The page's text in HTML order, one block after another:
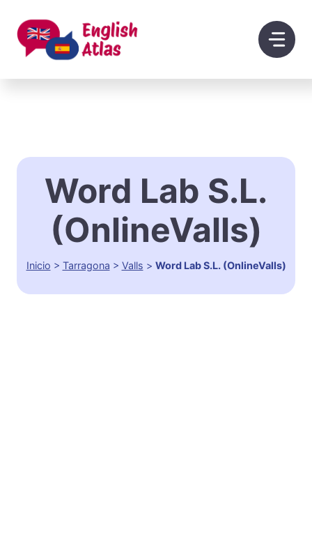
contenido
Word Lab S.L.
(OnlineValls)
Inicio > Tarragona > Valls > Word Lab S.L. (OnlineValls)